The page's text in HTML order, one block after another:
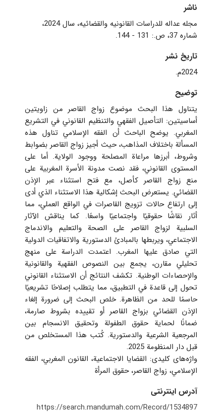
ناشر
مجله عداله للدراسات القانونيه والقضائيه، سال 2024،
شماره 37، ص.: 131 - 144.
تاریخ نشر
2024م.
توضیح
يتناول هذا البحث موضوع زواج القاصر من زاويتين
أساسيتين: التأصيل الفقهي والتنظيم القانوني في التشريع
المغربي. يوضح الباحث أن الفقه الإسلامي تناول هذه
المسألة باختلاف المذاهب، حيث أجيز زواج القاصر بضوابط
وشروط، أبرزها مراعاة المصلحة ووجود الولاية. أما على
المستوى القانوني، فقد نصت مدونة الأسرة المغربية على
منع زواج القاصر كأصل، مع فتح استثناء عبر الإذن
القضائي. يستعرض البحث إشكالية هذا الاستثناء الذي أدى
إلى ارتفاع حالات تزويج القاصرات في الواقع العملي، مما
أثار نقاشًا حقوقيًا واجتماعيًا واسعًا. كما يناقش الآثار
السلبية لزواج القاصر على الصحة والتعليم والاندماج
الاجتماعي، ويربطها بالمبادئ الدستورية والاتفاقيات الدولية
التي صادق عليها المغرب. اعتمدت الدراسة على منهج
تحليلي مقارن، يجمع بين النصوص الفقهية والقانونية
والإحصاءات الوطنية. تكشف النتائج أن الاستثناء القانوني
تحول إلى قاعدة في التطبيق، مما يتطلب إصلاحًا تشريعيًا
حاسمًا للحد من الظاهرة. خلص البحث إلى ضرورة إلغاء
الإذن القضائي بزواج القاصر أو تقييده بشروط صارمة،
ضمانًا لحماية حقوق الطفولة وتحقيق الانسجام بين
المرجعية الشرعية والدستورية. كُتب هذا المستخلص من
قبل دار المنظومة 2025.
واژه‌های کلیدی: القضايا الاجتماعية، القانون المغربي، الفقه
الإسلامي، زواج القاصر، حقوق المرأة
آدرس اینترنتی
https://search.mandumah.com/Record/1534897